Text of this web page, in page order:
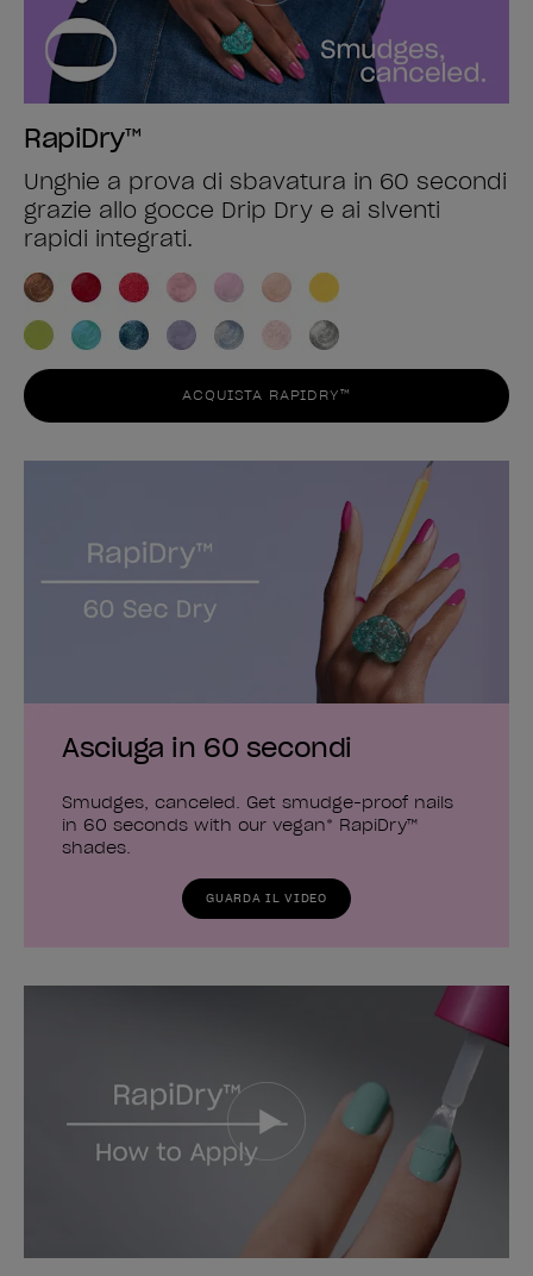
RapiDry™
Unghie a prova di sbavatura in 60 secondi
grazie allo gocce Drip Dry e ai slventi
rapidi integrati.
ACQUISTA RAPIDRY™
Asciuga in 60 secondi
Smudges, canceled. Get smudge-proof nails
in 60 seconds with our vegan* RapiDry™
shades.
GUARDA IL VIDEO